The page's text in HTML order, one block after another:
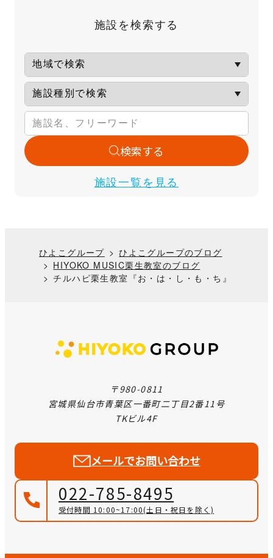
施設を検索する
施設一覧を見る
検索する
ひよこグループ
ひよこグループのブログ
HIYOKO MUSIC栗生教室のブログ
チルハピ栗生教室『お・は・し・も・ち』
〒980-0811
宮城県仙台市青葉区一番町二丁目2番11号
TKビル4F
メールでお問い合わせ
022-785-8495
受付時間 10:00~17:00(土日・祝日を除く)